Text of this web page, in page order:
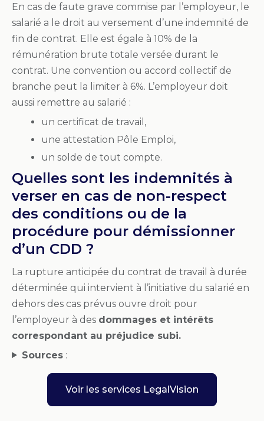
En cas de faute grave commise par l’employeur, le
salarié a le droit au versement d’une indemnité de
fin de contrat. Elle est égale à 10% de la
rémunération brute totale versée durant le
contrat. Une convention ou accord collectif de
branche peut la limiter à 6%. L’employeur doit
aussi remettre au salarié :
un certificat de travail,
une attestation Pôle Emploi,
un solde de tout compte.
Quelles sont les indemnités à
verser en cas de non-respect
des conditions ou de la
procédure pour démissionner
d’un CDD ?
La rupture anticipée du contrat de travail à durée
déterminée qui intervient à l’initiative du salarié en
dehors des cas prévus ouvre droit pour
l’employeur à des dommages et intérêts
correspondant au préjudice subi.
Sources:
Voir les services LegalVision